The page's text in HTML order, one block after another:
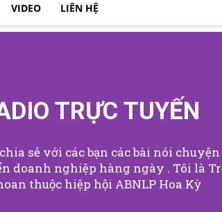
VIDEO LIÊN HỆ
TRỰC TUYẾN
sẻ với các bạn các bài nói
doanh nghiệp hàng ngày . Tôi là
thuộc hiệp hội ABNLP Hoa Kỳ